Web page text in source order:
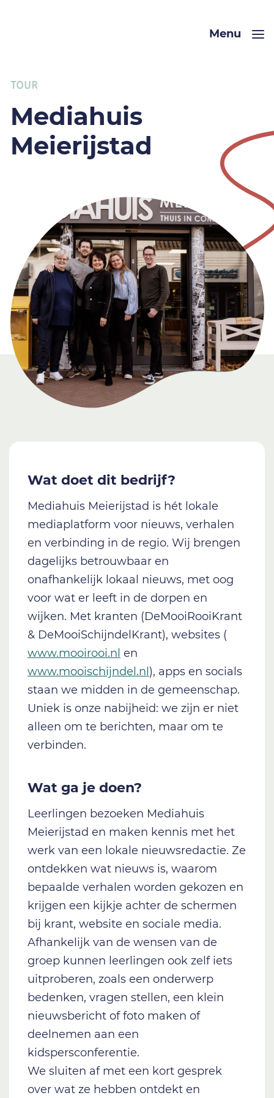
Menu
TOUR
Mediahuis
Meierijstad
Wat doet dit bedrijf?
Mediahuis Meierijstad is hét lokale
mediaplatform voor nieuws, verhalen
en verbinding in de regio. Wij brengen
dagelijks betrouwbaar en
onafhankelijk lokaal nieuws, met oog
voor wat er leeft in de dorpen en
wijken. Met kranten (DeMooiRooiKrant
& DeMooiSchijndelKrant), websites (
www.mooirooi.nl en
www.mooischijndel.nl ), apps en socials
staan we midden in de gemeenschap.
Uniek is onze nabijheid: we zijn er niet
alleen om te berichten, maar om te
verbinden.
Wat ga je doen?
Leerlingen bezoeken Mediahuis
Meierijstad en maken kennis met het
werk van een lokale nieuwsredactie. Ze
ontdekken wat nieuws is, waarom
bepaalde verhalen worden gekozen en
krijgen een kijkje achter de schermen
bij krant, website en sociale media.
Afhankelijk van de wensen van de
groep kunnen leerlingen ook zelf iets
uitproberen, zoals een onderwerp
bedenken, vragen stellen, een klein
nieuwsbericht of foto maken of
deelnemen aan een
kidspersconferentie.
We sluiten af met een kort gesprek
over wat ze hebben ontdekt en